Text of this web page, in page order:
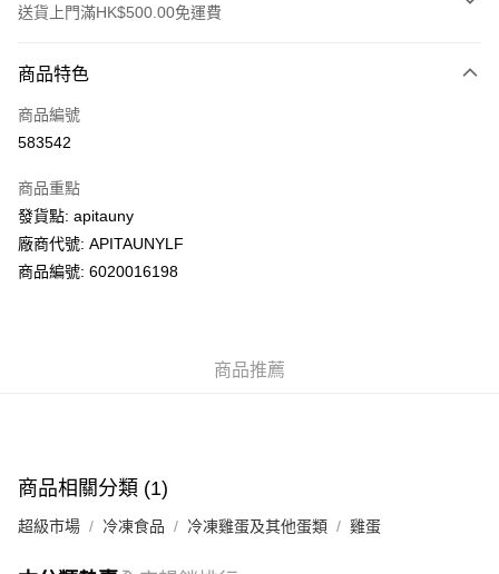
送貨上門滿HK$500.00免運費
信用卡
AlipayHK
WeChat Pay
送貨方式
商品特色
商品編號
583542
商品重點
發貨點: apitauny
廠商代號: APITAUNYLF
商品編號: 6020016198
商品推薦
商品相關分類 (1)
超級市場 冷凍食品 冷凍雞蛋及其他蛋類 雞蛋